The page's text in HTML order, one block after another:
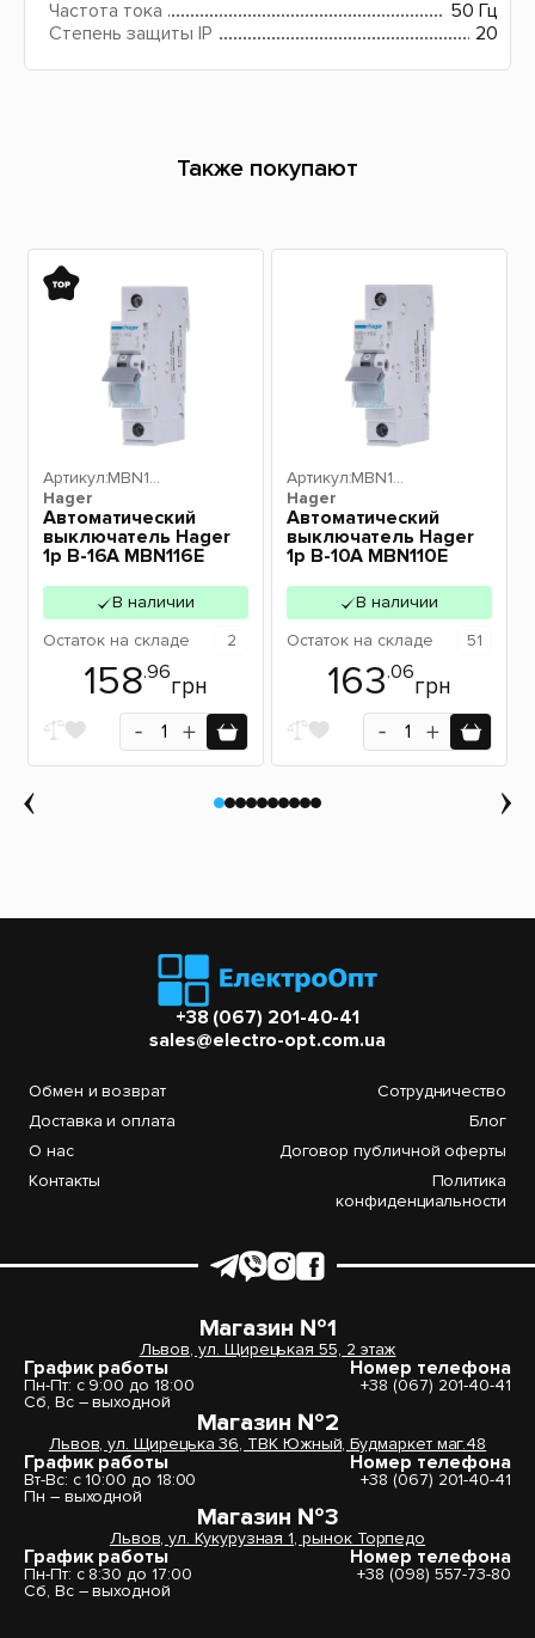
Частота тока
50 Гц
Степень защиты IP
20
Также покупают
Hager
Артикул:MBN11
Автоматический
выключатель Hager
1p B-16A MBN116E
В наличии
Остаток на складе 2
158.96
грн
Hager
Артикул:MBN11
Автоматический
выключатель Hager
1p B-10A MBN110E
В наличии
Остаток на складе 51
163.06
грн
+38 (067) 201-40-41
sales@electro-opt.com.ua
Обмен и возврат
Доставка и оплата
О нас
Контакты
Сотрудничество
Блог
Договор публичной оферты
Политика
конфиденциальности
Магазин №1
Львов, ул. Щирецькая 55, 2 этаж
График работы
Пн-Пт: с 9:00 до 18:00
Сб, Вс – выходной
Номер телефона
+38 (067) 201-40-41
Магазин №2
Львов, ул. Щирецька 36, ТВК Южный, Будмаркет маг.48
График работы
Вт-Вс: с 10:00 до 18:00
Пн – выходной
Номер телефона
+38 (067) 201-40-41
Магазин №3
Львов, ул. Кукурузная 1, рынок Торпедо
График работы
Пн-Пт: с 8:30 до 17:00
Сб, Вс – выходной
Номер телефона
+38 (098) 557-73-80